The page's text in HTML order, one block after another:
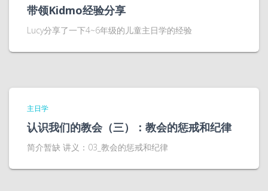
带领Kidmo经验分享
Lucy分享了一下4~6年级的儿童主日学的经验
主日学
认识我们的教会（三）：教会的惩戒和纪律
简介暂缺 讲义：03_教会的惩戒和纪律